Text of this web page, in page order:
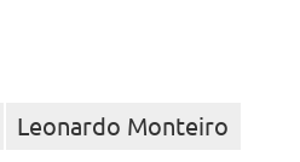
Leonardo Monteiro